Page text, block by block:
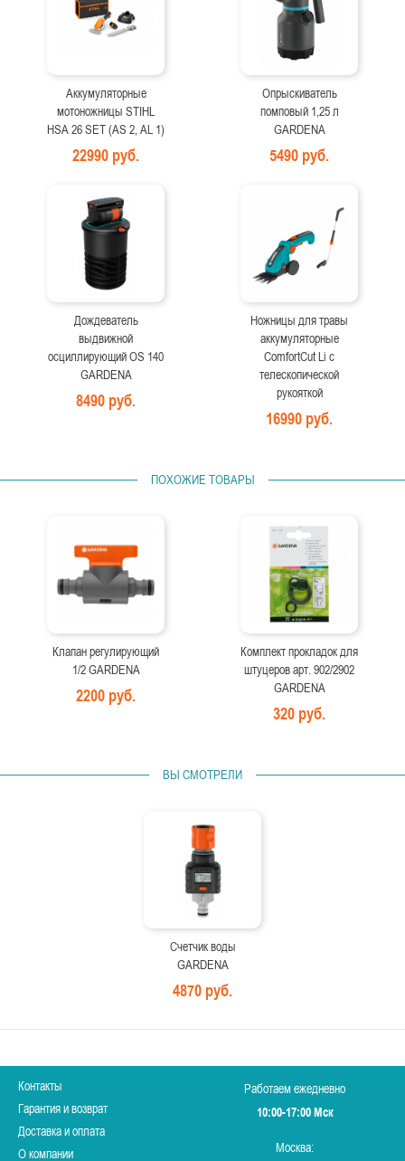
Аккумуляторные
мотоножницы STIHL
HSA 26 SET (AS 2, AL 1)
22990 руб.
Опрыскиватель
помповый 1,25 л
GARDENA
5490 руб.
Дождеватель
выдвижной
осциллирующий OS 140
GARDENA
8490 руб.
Ножницы для травы
аккумуляторные
ComfortCut Li с
телескопической
рукояткой
16990 руб.
ПОХОЖИЕ ТОВАРЫ
Клапан регулирующий
1/2 GARDENA
2200 руб.
Комплект прокладок для
штуцеров арт. 902/2902
GARDENA
320 руб.
ВЫ СМОТРЕЛИ
Счетчик воды
GARDENA
4870 руб.
Контакты
Гарантия и возврат
Доставка и оплата
О компании
Работаем ежедневно
10:00-17:00 Мск
Москва: